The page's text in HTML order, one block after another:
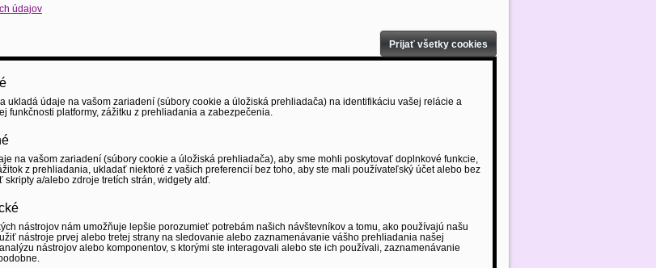
údajov
Prijať všetky cookies
ukladá údaje na vašom zariadení (súbory cookie a úložiská prehliadača) na identifikáciu vašej relácie a
funkčnosti platformy, zážitku z prehliadania a zabezpečenia.
na vašom zariadení (súbory cookie a úložiská prehliadača), aby sme mohli poskytovať doplnkové funkcie,
z prehliadania, ukladať niektoré z vašich preferencií bez toho, aby ste mali používateľský účet alebo bez
a/alebo zdroje tretích strán, widgety atď.
nástrojov nám umožňuje lepšie porozumieť potrebám našich návštevníkov a tomu, ako používajú našu
nástroje prvej alebo tretej strany na sledovanie alebo zaznamenávanie vášho prehliadania našej
nástrojov alebo komponentov, s ktorými ste interagovali alebo ste ich používali, zaznamenávanie